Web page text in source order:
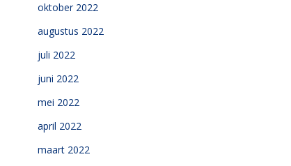
oktober 2022
augustus 2022
juli 2022
juni 2022
mei 2022
april 2022
maart 2022